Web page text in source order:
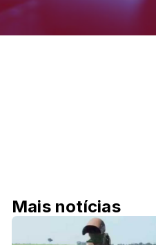
Mais notícias